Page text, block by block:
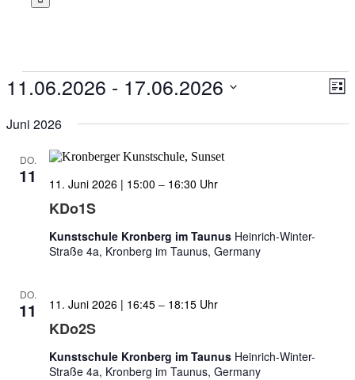
Veranstaltungen
Liste
11.06.2026 - 17.06.2026
wählen.
Juni 2026
DO.
11
KDo1S
11. Juni 2026 | 15:00 – 16:30
Kunstschule Kronberg im Taunus Heinrich-Winter-
Straße 4a, Kronberg im Taunus, Germany
DO.
11
KDo2S
11. Juni 2026 | 16:45 – 18:15
Kunstschule Kronberg im Taunus Heinrich-Winter-
Straße 4a, Kronberg im Taunus, Germany